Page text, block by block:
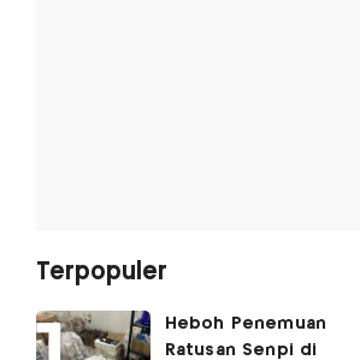
Terpopuler
Heboh Penemuan
Ratusan Senpi di